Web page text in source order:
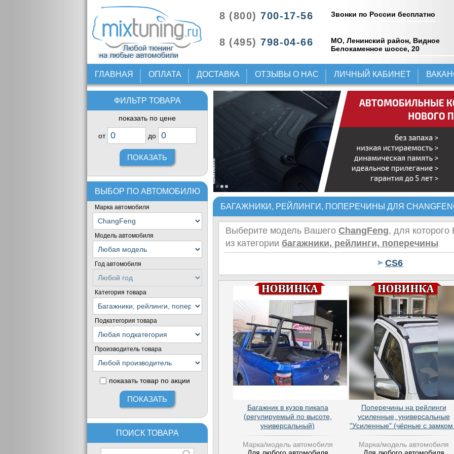
8 (800) 700-17-56
8 (495) 798-04-66
Звонки по России бесплатно
МО, Ленинский район, Видное
Белокаменное шоссе, 20
ГЛАВНАЯ ОПЛАТА ДОСТАВКА ОТЗЫВЫ О НАС ЛИЧНЫЙ КАБИНЕТ
ФИЛЬТР ТОВАРА
показать по цене
от до
ВЫБОР ПО АВТОМОБИЛЮ
Марка автомобиля
Модель автомобиля
Год автомобиля
Категория товара
Подкатегория товара
Производитель товара
показать товар по акции
ПОИСК ТОВАРА
БАГАЖНИКИ, РЕЙЛИНГИ, ПОПЕРЕЧИНЫ ДЛЯ
Выберите модель Вашего ChangFeng, для которого
из категории багажники, рейлинги, поперечины
CS6
Багажник в кузов пикапа
(регулируемый по высоте,
универсальный)
Марка/модель автомобиля
Поперечины на рейлинги
усиленные, универсальные
"Усиленные" (чёрные с
Марка/модель автомобиля